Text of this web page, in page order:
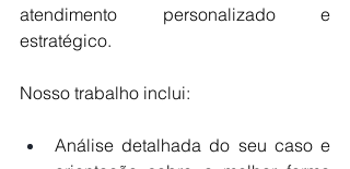
atendimento personalizado e
estratégico.
Nosso trabalho inclui:
Análise detalhada do seu caso e